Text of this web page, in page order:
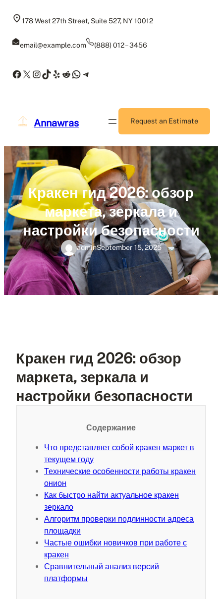
178 West 27th Street, Suite 527, NY 10012
email@example.com (888) 012 – 3456
Facebook
X Instagram
TikTok
Yelp
Reddit
WhatsApp
Telegram
Annawras Request an Estimate
Кракен гид 2026: обзор
маркета, зеркала и
настройки безопасности
adminSeptember 15, 2025
Кракен гид 2026: обзор
маркета, зеркала и
настройки безопасности
Содержание
Что представляет собой кракен маркет в
текущем году
Технические особенности работы кракен
онион
Как быстро найти актуальное кракен
зеркало
Алгоритм проверки подлинности адреса
площадки
Частые ошибки новичков при работе с
кракен
Сравнительный анализ версий
платформы